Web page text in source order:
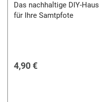
Das nachhaltige DIY-Haus
für Ihre Samtpfote
4,90 €